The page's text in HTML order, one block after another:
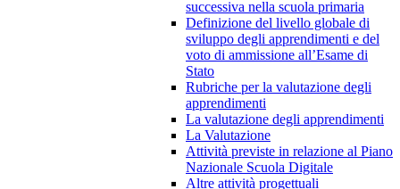
successiva nella scuola primaria
Definizione del livello globale di
sviluppo degli apprendimenti e del
voto di ammissione all’Esame di
Stato
Rubriche per la valutazione degli
apprendimenti
La valutazione degli apprendimenti
La Valutazione
Attività previste in relazione al Piano
Nazionale Scuola Digitale
Altre attività progettuali